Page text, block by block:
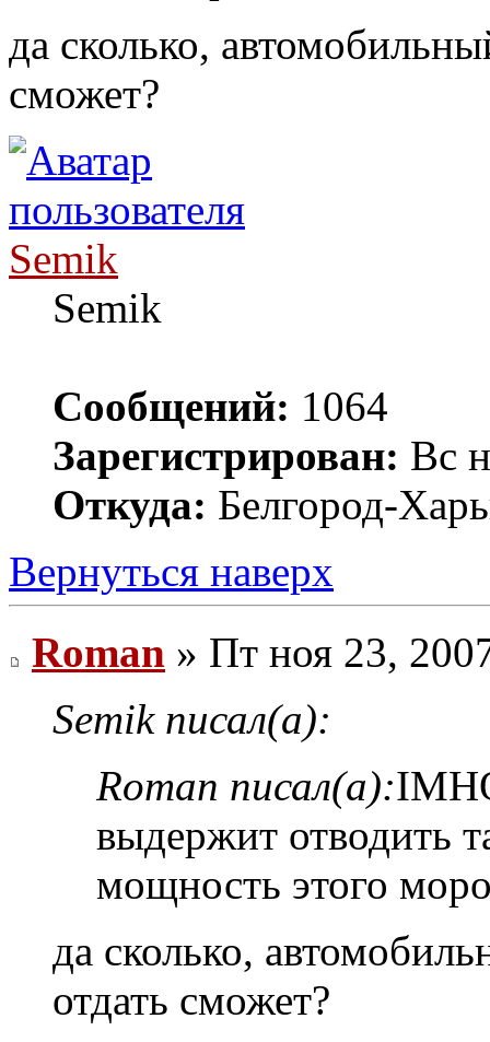
да сколько,
сможет?
Semik
Semik
Сообщений: 1064
Зарегистрирован: Вс
Откуда: Белгород-
Вернуться наверх
Roman » Пт ноя 23,
Semik писал(а):
Roman писал(а):
выдержит отводить
мощность этого
да сколько,
отдать сможет?